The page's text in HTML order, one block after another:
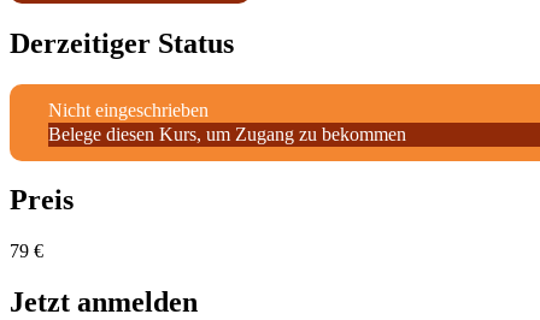
Derzeitiger Status
Nicht eingeschrieben
Belege diesen Kurs, um Zugang zu bekommen
Preis
79 €
Jetzt anmelden